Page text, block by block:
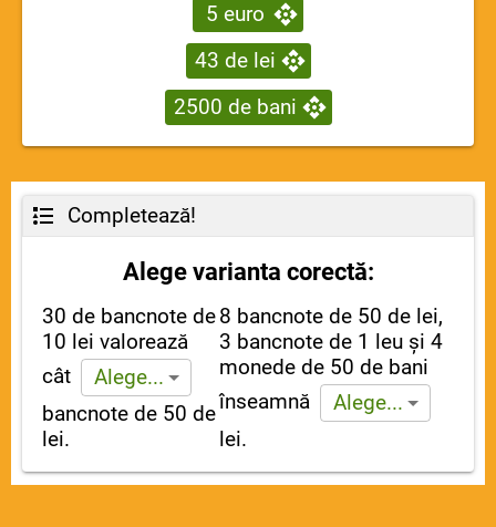
5 euro
43 de lei
2500 de bani
Completează!
Alege varianta corectă:
30 de bancnote de
10 lei valorează
cât
Alege...
bancnote de 50 de
lei.
8 bancnote de 50 de lei,
3 bancnote de 1 leu și 4
monede de 50 de bani
înseamnă
Alege...
lei.